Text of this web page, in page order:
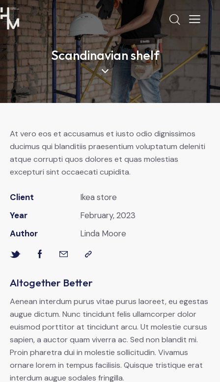
Scandinavian shelf
Altogether Better
Aenean interdum purus vitae purus laoreet, eu egestas
augue dictum. Nunc tincidunt felis ullamcorper dolor
euismod porttitor at tincidunt arcu. Ut molestie cursus
sapien, a auctor quam viverra ac. Sed non blandit mi.
Proin pharetra dui in molestie sollicitudin. Vivamus
ornare lorem in tempus facilisis. Quisque tristique erat
interdum augue sodales fringilla.
At vero eos et accusamus et iusto odio dignissimos
ducimus qui blanditiis praesentium voluptatum deleniti
atque corrupti quos dolores et quas molestias
excepturi sint occaecati cupidita.
Client
Ikea store
Year
February, 2023
Author
Linda Moore